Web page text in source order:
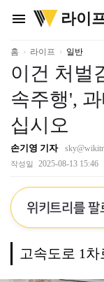
menu
위
키
리
라이
홈 라이프 일반
이건 처벌
속주행',
십시오
손기영 기자
작성일 2025-08-13 15:46
위키트리를 팔
고속도로 1